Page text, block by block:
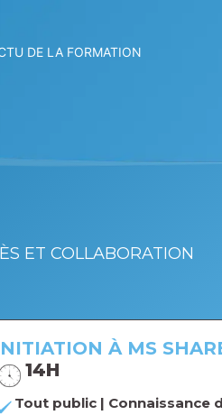
DE LA FORMATION
ET COLLABORATION
À MS
14H
Tout public | Connaissance